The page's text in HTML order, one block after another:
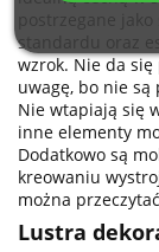
postrzegane
standardu oraz
wzrok. Nie da
uwagę, bo nie są
Nie wtapiają się
inne elementy
Dodatkowo są
kreowaniu
można przeczytać
Lustra